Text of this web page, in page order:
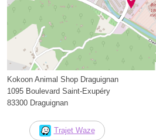
Kokoon Animal Shop Draguignan
1095 Boulevard Saint-Exupéry
83300 Draguignan
Trajet Waze